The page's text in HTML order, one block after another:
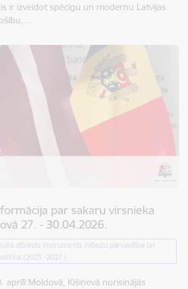
ir izveidot spēcīgu un modernu Latvijas
par sakaru virsnieka
27. - 30.04.2026.
atbalsta instruments robežu pārvaldībai un
(2021.-2027.)
aprīlī Moldovā, Kišiņevā norisinājās